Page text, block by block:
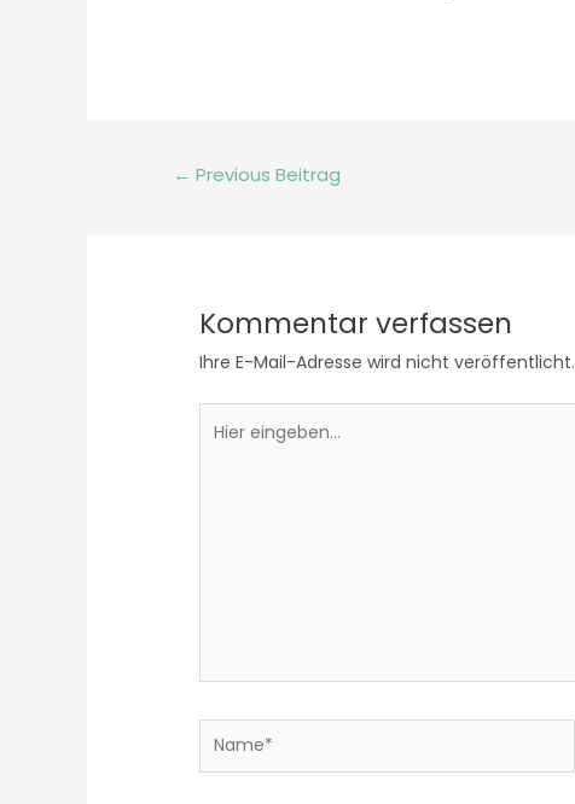
← Previous Beitrag
Kommentar verfassen
Ihre E-Mail-Adresse wird nicht veröffentlicht.